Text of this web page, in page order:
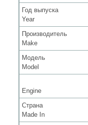
Год выпуска
Year
Производитель
Make
Модель
Model
Engine
Страна
Made In